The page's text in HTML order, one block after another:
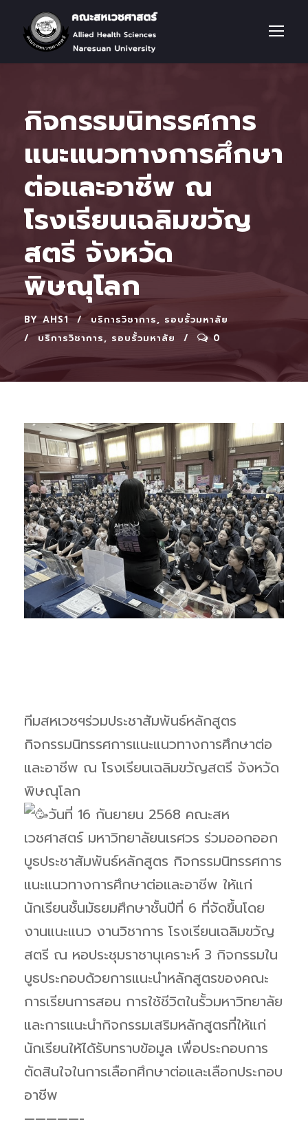
กิจกรรมนิทรรศการ
แนะแนวทางการศึกษา
ต่อและอาชีพ ณ
โรงเรียนเฉลิมขวัญ
สตรี จังหวัด
พิษณุโลก
BY AHS1 บริการวิชาการ, รอบรั้วมหาลัย
บริการวิชาการ, รอบรั้วมหาลัย 0
ทีมสหเวชฯร่วมประชาสัมพันธ์หลักสูตร
กิจกรรมนิทรรศการแนะแนวทางการศึกษาต่อ
และอาชีพ ณ โรงเรียนเฉลิมขวัญสตรี จังหวัด
พิษณุโลก
วันที่ 16 กันยายน 2568 คณะสห
เวชศาสตร์ มหาวิทยาลัยนเรศวร ร่วมออกออก
บูธประชาสัมพันธ์หลักสูตร กิจกรรมนิทรรศการ
แนะแนวทางการศึกษาต่อและอาชีพ ให้แก่
นักเรียนชั้นมัธยมศึกษาชั้นปีที่ 6 ที่จัดขึ้นโดย
งานแนะแนว งานวิชาการ โรงเรียนเฉลิมขวัญ
สตรี ณ หอประชุมราชานุเคราะห์ 3 กิจกรรมใน
บูธประกอบด้วยการแนะนำหลักสูตรของคณะ
การเรียนการสอน การใช้ชีวิตในรั้วมหาวิทยาลัย
และการแนะนำกิจกรรมเสริมหลักสูตรที่ให้แก่
นักเรียนให้ได้รับทราบข้อมูล เพื่อประกอบการ
ตัดสินใจในการเลือกศึกษาต่อและเลือกประกอบ
อาชีพ
—————-